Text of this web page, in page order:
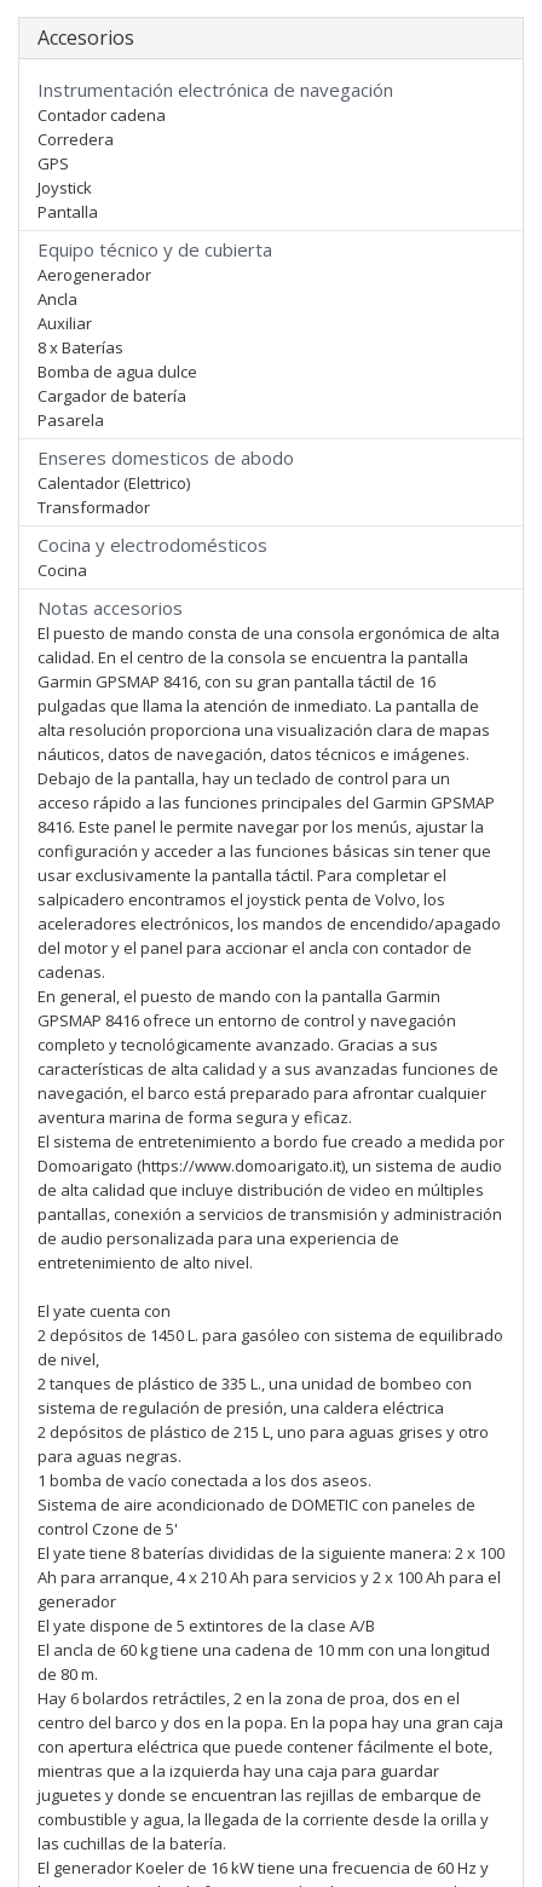
Accesorios
Instrumentación electrónica de navegación
Contador cadena
Corredera
GPS
Joystick
Pantalla
Equipo técnico y de cubierta
Aerogenerador
Ancla
Auxiliar
8 x Baterías
Bomba de agua dulce
Cargador de batería
Pasarela
Enseres domesticos de abodo
Calentador (Elettrico)
Transformador
Cocina y electrodomésticos
Cocina
Notas accesorios
El puesto de mando consta de una consola ergonómica de alta
calidad. En el centro de la consola se encuentra la pantalla
Garmin GPSMAP 8416, con su gran pantalla táctil de 16
pulgadas que llama la atención de inmediato. La pantalla de
alta resolución proporciona una visualización clara de mapas
náuticos, datos de navegación, datos técnicos e imágenes.
Debajo de la pantalla, hay un teclado de control para un
acceso rápido a las funciones principales del Garmin GPSMAP
8416. Este panel le permite navegar por los menús, ajustar la
configuración y acceder a las funciones básicas sin tener que
usar exclusivamente la pantalla táctil. Para completar el
salpicadero encontramos el joystick penta de Volvo, los
aceleradores electrónicos, los mandos de encendido/apagado
del motor y el panel para accionar el ancla con contador de
cadenas.
En general, el puesto de mando con la pantalla Garmin
GPSMAP 8416 ofrece un entorno de control y navegación
completo y tecnológicamente avanzado. Gracias a sus
características de alta calidad y a sus avanzadas funciones de
navegación, el barco está preparado para afrontar cualquier
aventura marina de forma segura y eficaz.
El sistema de entretenimiento a bordo fue creado a medida por
Domoarigato (https://www.domoarigato.it), un sistema de audio
de alta calidad que incluye distribución de video en múltiples
pantallas, conexión a servicios de transmisión y administración
de audio personalizada para una experiencia de
entretenimiento de alto nivel.
El yate cuenta con
2 depósitos de 1450 L. para gasóleo con sistema de equilibrado
de nivel,
2 tanques de plástico de 335 L., una unidad de bombeo con
sistema de regulación de presión, una caldera eléctrica
2 depósitos de plástico de 215 L, uno para aguas grises y otro
para aguas negras.
1 bomba de vacío conectada a los dos aseos.
Sistema de aire acondicionado de DOMETIC con paneles de
control Czone de 5'
El yate tiene 8 baterías divididas de la siguiente manera: 2 x 100
Ah para arranque, 4 x 210 Ah para servicios y 2 x 100 Ah para el
generador
El yate dispone de 5 extintores de la clase A/B
El ancla de 60 kg tiene una cadena de 10 mm con una longitud
de 80 m.
Hay 6 bolardos retráctiles, 2 en la zona de proa, dos en el
centro del barco y dos en la popa. En la popa hay una gran caja
con apertura eléctrica que puede contener fácilmente el bote,
mientras que a la izquierda hay una caja para guardar
juguetes y donde se encuentran las rejillas de embarque de
combustible y agua, la llegada de la corriente desde la orilla y
las cuchillas de la batería.
El generador Koeler de 16 kW tiene una frecuencia de 60 Hz y